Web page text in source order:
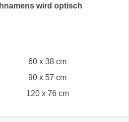
wird optisch
60 x 38 cm
90 x 57 cm
120 x 76 cm